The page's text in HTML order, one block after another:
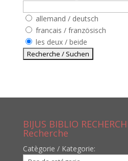
allemand / deutsch
francais / französisch
les deux / beide
BIJUS BIBLIO
Recherche
Catègorie / Kategorie: